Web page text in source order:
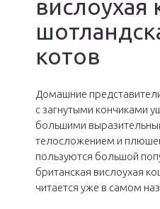
котов
Домашние
с загнутыми кончиками
большими
телосложением и
пользуются большой
британская вислоухая
читается уже в самом